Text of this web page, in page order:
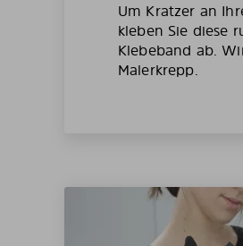
Um Kratzer an
kleben Sie diese
Klebeband ab.
Malerkrepp.